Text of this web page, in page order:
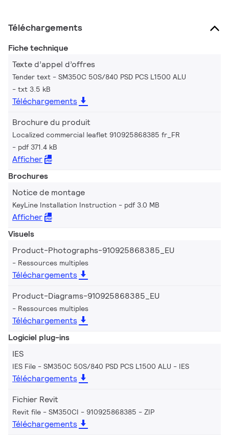
Téléchargements
Fiche technique
Texte d’appel d’offres
Tender text - SM350C 50S/840 PSD PCS L1500 ALU
txt 3.5 kB
Téléchargements
Brochure du produit
Localized commercial leaflet 910925868385 fr_FR
pdf 371.4 kB
Afficher
Brochures
Notice de montage
KeyLine Installation Instruction pdf 3.0 MB
Afficher
Visuels
Product-Photographs-910925868385_EU
Ressources multiples
Téléchargements
Product-Diagrams-910925868385_EU
Ressources multiples
Téléchargements
Logiciel plug-ins
IES
IES File - SM350C 50S/840 PSD PCS L1500 ALU IES
Téléchargements
Fichier Revit
Revit file - SM350CI - 910925868385 ZIP
Téléchargements